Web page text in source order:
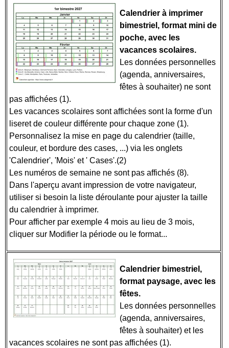
Calendrier à imprimer
bimestriel, format mini de
poche, avec les
vacances scolaires.
Les données personnelles
(agenda, anniversaires,
fêtes à souhaiter) ne sont
pas affichées (1).
Les vacances scolaires sont affichées sont la forme d'un
liseret de couleur différente pour chaque zone (1).
Personnalisez la mise en page du calendrier (taille,
couleur, et bordure des cases, ...) via les onglets
'Calendrier', 'Mois' et ' Cases'.(2)
Les numéros de semaine ne sont pas affichés (8).
Dans l'aperçu avant impression de votre navigateur,
utiliser si besoin la liste déroulante pour ajuster la taille
du calendrier à imprimer.
Pour afficher par exemple 4 mois au lieu de 3 mois,
cliquer sur Modifier la période ou le format...
Calendrier bimestriel,
format paysage, avec les
fêtes.
Les données personnelles
(agenda, anniversaires,
fêtes à souhaiter) et les
vacances scolaires ne sont pas affichées (1).